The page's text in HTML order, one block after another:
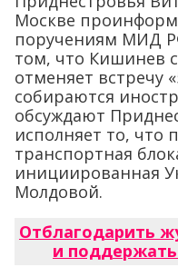
Москве
поручениям МИД
том, что Кишинев
отменяет встречу
собираются
обсуждают
исполняет то, что
транспортная
инициированная
Молдовой.
Отблагодарить
и